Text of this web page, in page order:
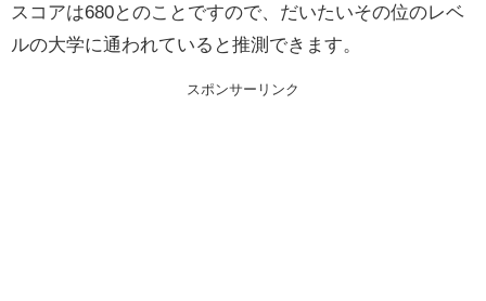
スコアは680とのことですので、だいたいその位のレベ
ルの大学に通われていると推測できます。
スポンサーリンク